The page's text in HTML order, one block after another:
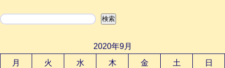
検索 検索
2020年9月
月
火 水 木 金 土 日